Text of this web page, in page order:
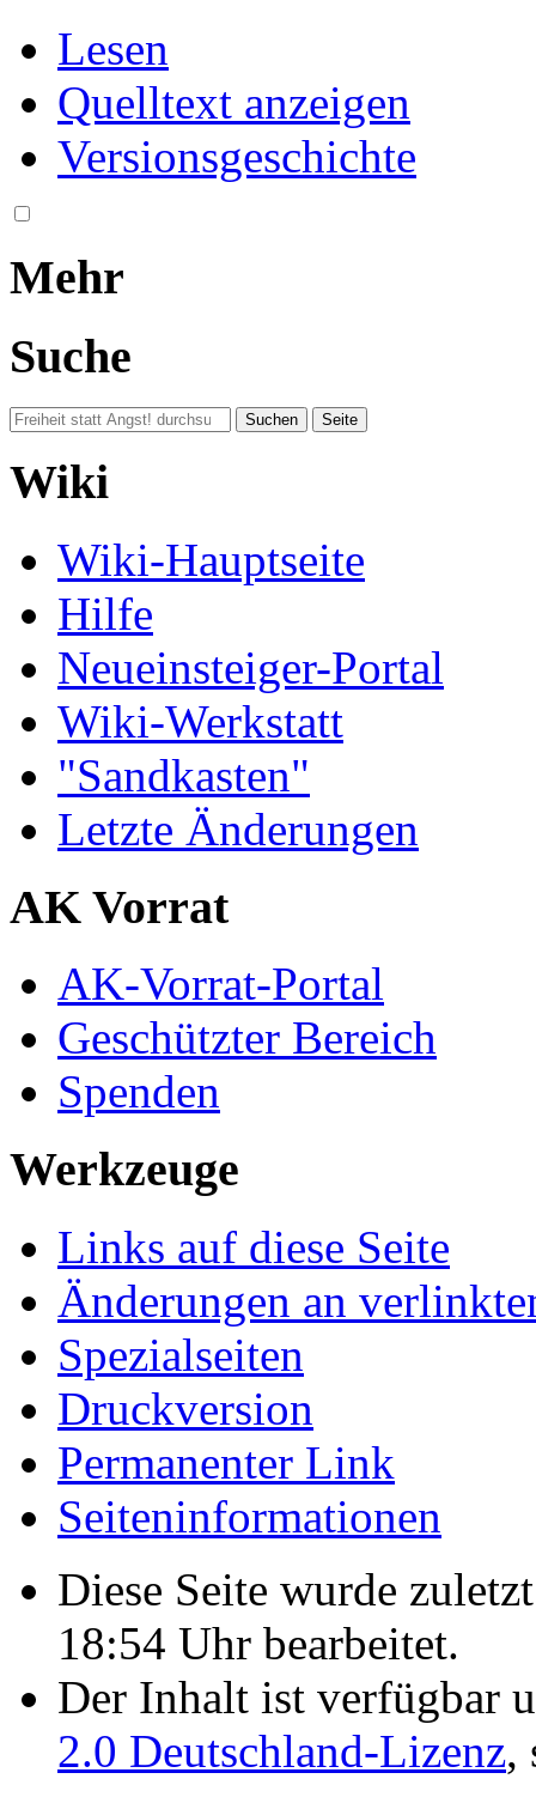
Lesen
Quelltext anzeigen
Versionsgeschichte
Mehr
Suche
Wiki
Wiki-Hauptseite
Hilfe
Neueinsteiger-Portal
Wiki-Werkstatt
"Sandkasten"
Letzte Änderungen
AK Vorrat
AK-Vorrat-Portal
Geschützter Bereich
Spenden
Werkzeuge
Links auf diese Seite
Änderungen an
Spezialseiten
Druckversion
Permanenter Link
Seiten­­informationen
Diese Seite wurde
18:54 Uhr bearbeitet.
Der Inhalt ist verfügbar
2.0 Deutschland-Lizenz,